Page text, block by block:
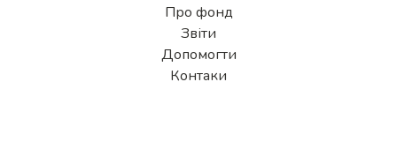
Про фонд
Звіти
Допомогти
Контаки